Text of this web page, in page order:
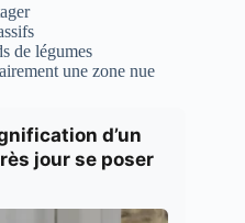
de légumes
une zone nue
d’un
jour se poser